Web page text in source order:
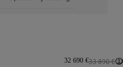
32 690 €33 890 € 1